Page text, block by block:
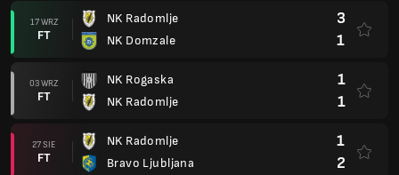
17 WRZ
FT
NK Radomlje
NK Domzale
3
1
03 WRZ
FT
NK Rogaska
NK Radomlje
1
1
27 SIE
FT
NK Radomlje
Bravo Ljubljana
1
2